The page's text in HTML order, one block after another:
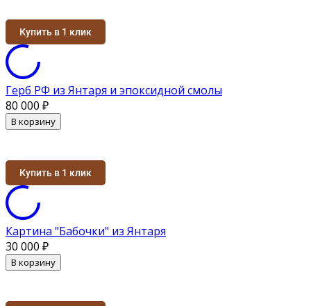
Купить в 1 клик
Герб РФ из Янтаря и эпоксидной смолы
80 000 ₽
В корзину
Купить в 1 клик
Картина "Бабочки" из Янтаря
30 000 ₽
В корзину